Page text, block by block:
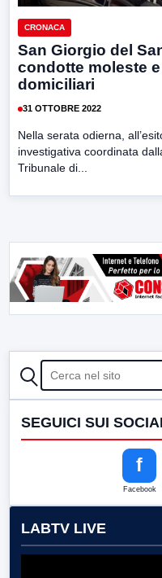
CRONACA
San Giorgio del
condotte moleste
domiciliari
31 OTTOBRE 2022
Nella serata odierna,
investigativa coordinata
Tribunale di...
CERCA
SEGUICI SUI
f
Facebook
LABTV LIVE